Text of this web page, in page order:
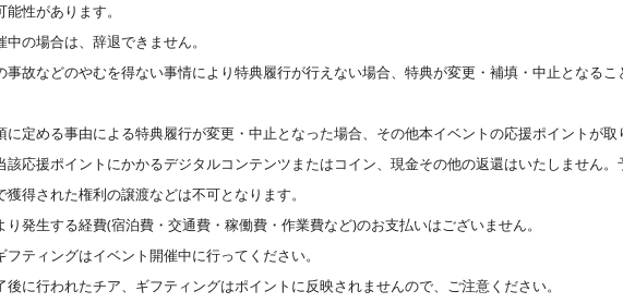
性があります。
中の場合は、辞退できません。
事故などのやむを得ない事情により特典履行が行えない場合、特典が変更・補填・中止となる
に定める事由による特典履行が変更・中止となった場合、その他本イベントの応援ポイントが
該応援ポイントにかかるデジタルコンテンツまたはコイン、現金その他の返還はいたしません
獲得された権利の譲渡などは不可となります。
り発生する経費(宿泊費・交通費・稼働費・作業費など)のお支払いはございません。
フティングはイベント開催中に行ってください。
後に行われたチア、ギフティングはポイントに反映されませんので、ご注意ください。